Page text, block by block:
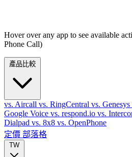
Hover over any app to see available
Phone Call)
vs. Aircall vs. RingCentral vs. Genesys
Google Voice vs. respond.io vs.
Dialpad vs. 8x8 vs. OpenPhone
定價 部落格
TW